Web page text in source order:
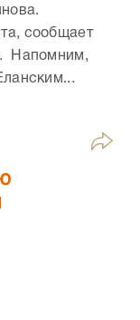
сообщает
Напомним,